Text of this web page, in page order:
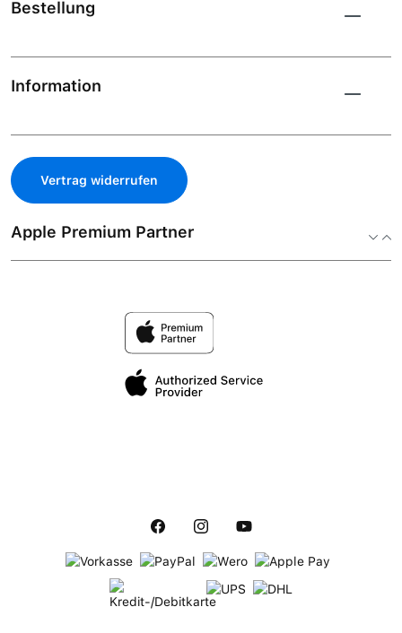
Bestellung
Information
Vertrag widerrufen
Apple Premium Partner